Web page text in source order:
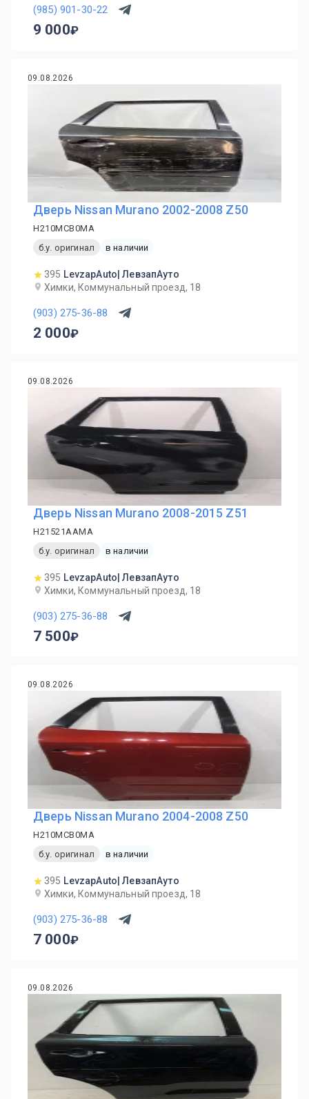
(985) 901-30-22
9 000
09.08.2026
Дверь Nissan Murano 2002-2008 Z50
H210MCB0MA
б.у. оригинал
в наличии
395 LevzapAuto| ЛевзапАуто
Химки, Коммунальный проезд, 18
(903) 275-36-88
2 000
09.08.2026
Дверь Nissan Murano 2008-2015 Z51
H21521AAMA
б.у. оригинал
в наличии
395 LevzapAuto| ЛевзапАуто
Химки, Коммунальный проезд, 18
(903) 275-36-88
7 500
09.08.2026
Дверь Nissan Murano 2004-2008 Z50
H210MCB0MA
б.у. оригинал
в наличии
395 LevzapAuto| ЛевзапАуто
Химки, Коммунальный проезд, 18
(903) 275-36-88
7 000
09.08.2026